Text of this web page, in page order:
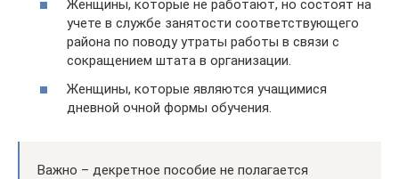
Женщины, которые не работают, но состоят на
учете в службе занятости соответствующего
района по поводу утраты работы в связи с
сокращением штата в организации.
Женщины, которые являются учащимися
дневной очной формы обучения.
Важно – декретное пособие не полагается